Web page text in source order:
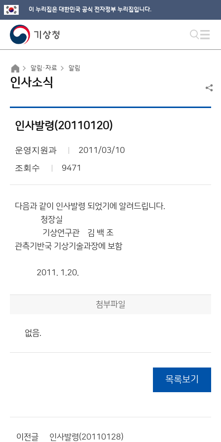
이 누리집은 대한민국 공식 전자정부 누리집입니다.
알림·자료 알림
인사소식
인사발령(20110120)
운영지원과 2011/03/10
조회수 9471
다음과 같이 인사발령 되었기에 알려드립니다.
청장실
기상연구관 김 백 조
관측기반국 기상기술과장에 보함
2011. 1.20.
첨부파일
없음.
목록보기
이전글 인사발령(20110128)